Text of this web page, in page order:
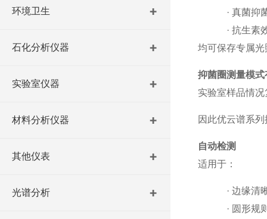
· 真菌抑
· 抗生素
均可保存专属
抑菌圈测量模式
实验室样品情
因此优云谱系
自动检测
适用于：
· 边缘清
· 圆形规
环境卫生
石化分析仪器
实验室仪器
材料分析仪器
其他仪表
光谱分析